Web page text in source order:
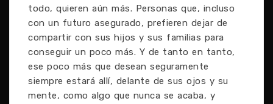
todo, quieren aún más. Personas que, incluso
con un futuro asegurado, prefieren dejar de
compartir con sus hijos y sus familias para
conseguir un poco más. Y de tanto en tanto,
ese poco más que desean seguramente
siempre estará allí, delante de sus ojos y su
mente, como algo que nunca se acaba, y